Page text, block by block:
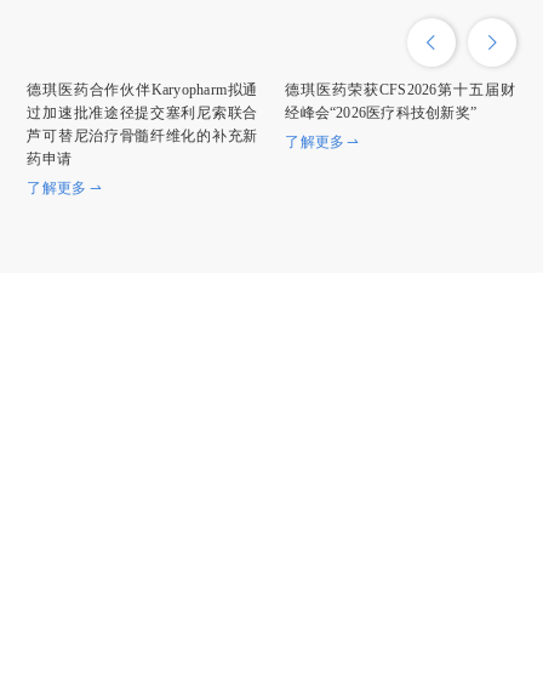
德琪医药合作伙伴Karyopharm拟通
过加速批准途径提交塞利尼索联合
芦可替尼治疗骨髓纤维化的补充新
药申请
了解更多
德琪医药荣获CFS2026第十五届财
经峰会“2026医疗科技创新奖”
了解更多